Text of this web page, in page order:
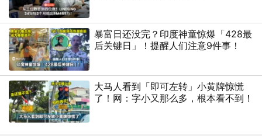
暴富日还没完？印度神童惊爆「428最
后关键日」！提醒人们注意9件事！
大马人看到「即可左转」小黄牌惊慌
了！网：字小又那么多，根本看不到！